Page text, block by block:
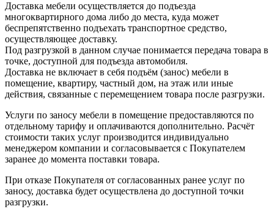
Доставка мебели осуществляется до подъезда
многоквартирного дома либо до места, куда может
беспрепятственно подъехать транспортное средство,
осуществляющее доставку.
Под разгрузкой в данном случае понимается передача товара в
точке, доступной для подъезда автомобиля.
Доставка не включает в себя подъём (занос) мебели в
помещение, квартиру, частный дом, на этаж или иные
действия, связанные с перемещением товара после разгрузки.
Услуги по заносу мебели в помещение предоставляются по
отдельному тарифу и оплачиваются дополнительно. Расчёт
стоимости таких услуг производится индивидуально
менеджером компании и согласовывается с Покупателем
заранее до момента поставки товара.
При отказе Покупателя от согласованных ранее услуг по
заносу, доставка будет осуществлена до доступной точки
разгрузки.